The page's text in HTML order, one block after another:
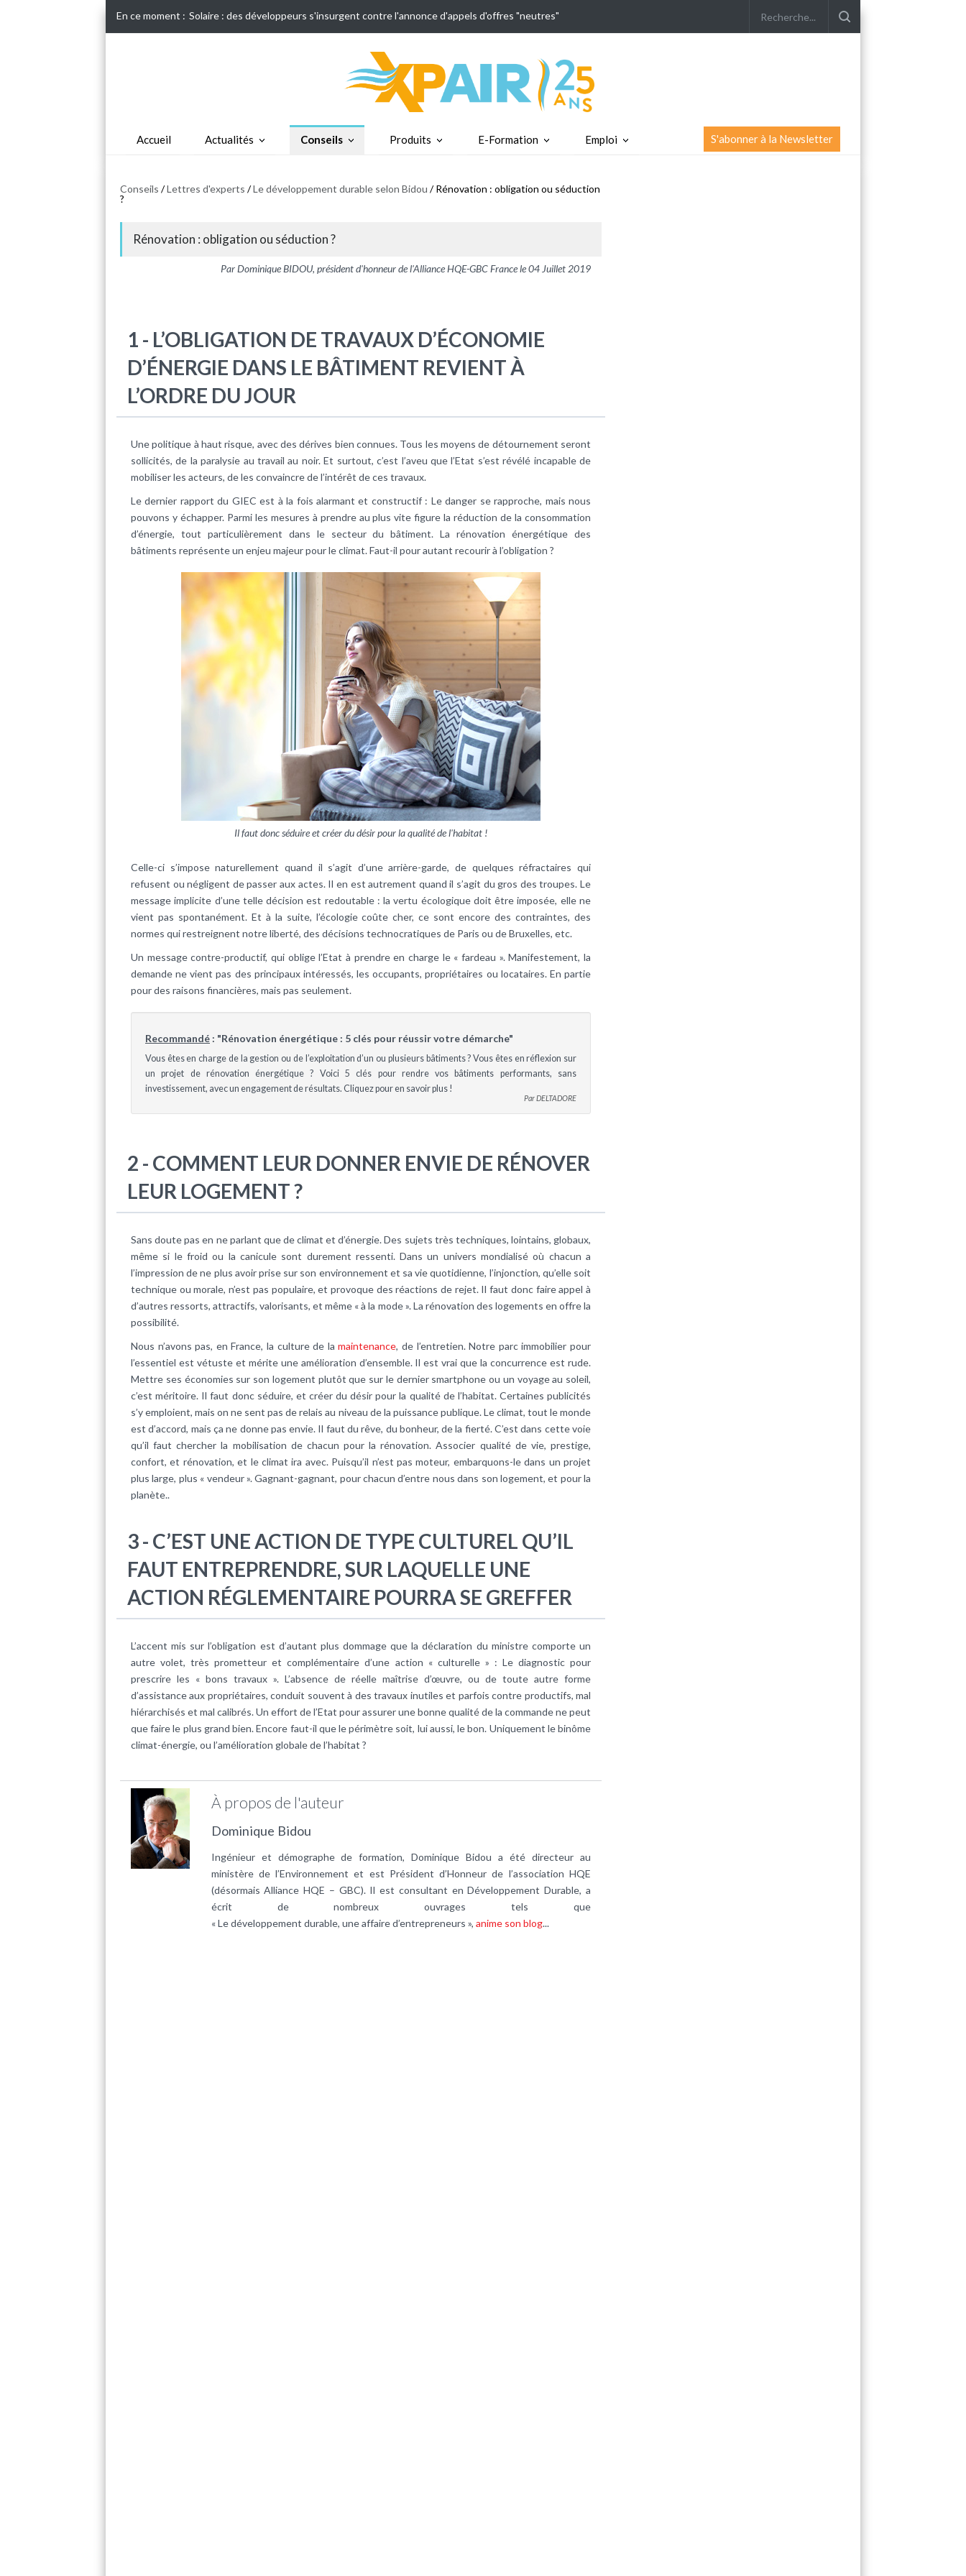
En ce moment : Solaire : des développeurs s'insurgent contre l'annonce d'appels d'offres "neutres"
Accueil Actualités Conseils Produits E-Formation Emploi S'abonner à la Newsletter
Conseils /Lettres d'experts /Le développement durable selon Bidou / Rénovation : obligation ou séduction
?
Rénovation : obligation ou séduction ?
Par Dominique BIDOU, président d'honneur de l'Alliance HQE-GBC France le 04 Juillet 2019
1 - L’OBLIGATION DE TRAVAUX D’ÉCONOMIE
D’ÉNERGIE DANS LE BÂTIMENT REVIENT À
L’ORDRE DU JOUR
Une politique à haut risque, avec des dérives bien connues. Tous les moyens de détournement seront
sollicités, de la paralysie au travail au noir. Et surtout, c’est l’aveu que l’Etat s’est révélé incapable de
mobiliser les acteurs, de les convaincre de l’intérêt de ces travaux.
Le dernier rapport du GIEC est à la fois alarmant et constructif : Le danger se rapproche, mais nous
pouvons y échapper. Parmi les mesures à prendre au plus vite figure la réduction de la consommation
d’énergie, tout particulièrement dans le secteur du bâtiment. La rénovation énergétique des
bâtiments représente un enjeu majeur pour le climat. Faut-il pour autant recourir à l’obligation ?
Il faut donc séduire et créer du désir pour la qualité de l'habitat !
Celle-ci s’impose naturellement quand il s’agit d’une arrière-garde, de quelques réfractaires qui
refusent ou négligent de passer aux actes. Il en est autrement quand il s’agit du gros des troupes. Le
message implicite d’une telle décision est redoutable : la vertu écologique doit être imposée, elle ne
vient pas spontanément. Et à la suite, l’écologie coûte cher, ce sont encore des contraintes, des
normes qui restreignent notre liberté, des décisions technocratiques de Paris ou de Bruxelles, etc.
Un message contre-productif, qui oblige l’Etat à prendre en charge le « fardeau ». Manifestement, la
demande ne vient pas des principaux intéressés, les occupants, propriétaires ou locataires. En partie
pour des raisons financières, mais pas seulement.
Recommandé : "Rénovation énergétique : 5 clés pour réussir votre démarche"
Vous êtes en charge de la gestion ou de l’exploitation d’un ou plusieurs bâtiments ? Vous êtes en réflexion sur
un projet de rénovation énergétique ? Voici 5 clés pour rendre vos bâtiments performants, sans
investissement, avec un engagement de résultats. Cliquez pour en savoir plus !
Par DELTADORE
2 - COMMENT LEUR DONNER ENVIE DE RÉNOVER
LEUR LOGEMENT ?
Sans doute pas en ne parlant que de climat et d’énergie. Des sujets très techniques, lointains, globaux,
même si le froid ou la canicule sont durement ressenti. Dans un univers mondialisé où chacun a
l’impression de ne plus avoir prise sur son environnement et sa vie quotidienne, l’injonction, qu’elle soit
technique ou morale, n’est pas populaire, et provoque des réactions de rejet. Il faut donc faire appel à
d’autres ressorts, attractifs, valorisants, et même « à la mode ». La rénovation des logements en offre la
possibilité.
Nous n’avons pas, en France, la culture de lamaintenance, de l’entretien. Notre parc immobilier pour
l’essentiel est vétuste et mérite une amélioration d’ensemble. Il est vrai que la concurrence est rude.
Mettre ses économies sur son logement plutôt que sur le dernier smartphone ou un voyage au soleil,
c’est méritoire. Il faut donc séduire, et créer du désir pour la qualité de l’habitat. Certaines publicités
s’y emploient, mais on ne sent pas de relais au niveau de la puissance publique. Le climat, tout le monde
est d’accord, mais ça ne donne pas envie. Il faut du rêve, du bonheur, de la fierté. C’est dans cette voie
qu’il faut chercher la mobilisation de chacun pour la rénovation. Associer qualité de vie, prestige,
confort, et rénovation, et le climat ira avec. Puisqu’il n’est pas moteur, embarquons-le dans un projet
plus large, plus « vendeur ». Gagnant-gagnant, pour chacun d’entre nous dans son logement, et pour la
planète..
3 - C’EST UNE ACTION DE TYPE CULTUREL QU’IL
FAUT ENTREPRENDRE, SUR LAQUELLE UNE
ACTION RÉGLEMENTAIRE POURRA SE GREFFER
L’accent mis sur l’obligation est d’autant plus dommage que la déclaration du ministre comporte un
autre volet, très prometteur et complémentaire d’une action « culturelle » : Le diagnostic pour
prescrire les « bons travaux ». L’absence de réelle maîtrise d’œuvre, ou de toute autre forme
d’assistance aux propriétaires, conduit souvent à des travaux inutiles et parfois contre productifs, mal
hiérarchisés et mal calibrés. Un effort de l’Etat pour assurer une bonne qualité de la commande ne peut
que faire le plus grand bien. Encore faut-il que le périmètre soit, lui aussi, le bon. Uniquement le binôme
climat-énergie, ou l’amélioration globale de l’habitat ?
À propos de l'auteur
Dominique Bidou
Ingénieur et démographe de formation, Dominique Bidou a été directeur au
ministère de l’Environnement et est Président d’Honneur de l’association HQE
(désormais Alliance HQE – GBC). Il est consultant en Développement Durable, a
écrit de nombreux ouvrages tels que
« Le développement durable, une affaire d’entrepreneurs », anime son blog...